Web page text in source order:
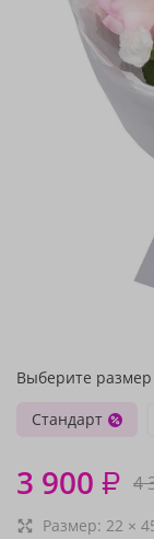
Выберите размер
Стандарт
3 900 ₽ 4
Размер: 22 ×